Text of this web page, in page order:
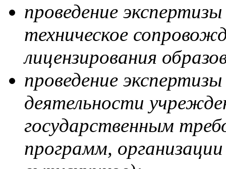
проведение
техническое
лицензирования
проведение
деятельности
государственным
программ,